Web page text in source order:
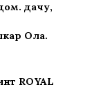
дачу,
Ола.
ROYAL